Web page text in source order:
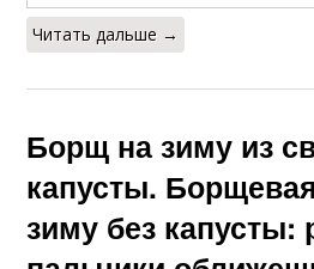
Читать дальше →
Борщ на зиму из
капусты.
зиму без капусты: